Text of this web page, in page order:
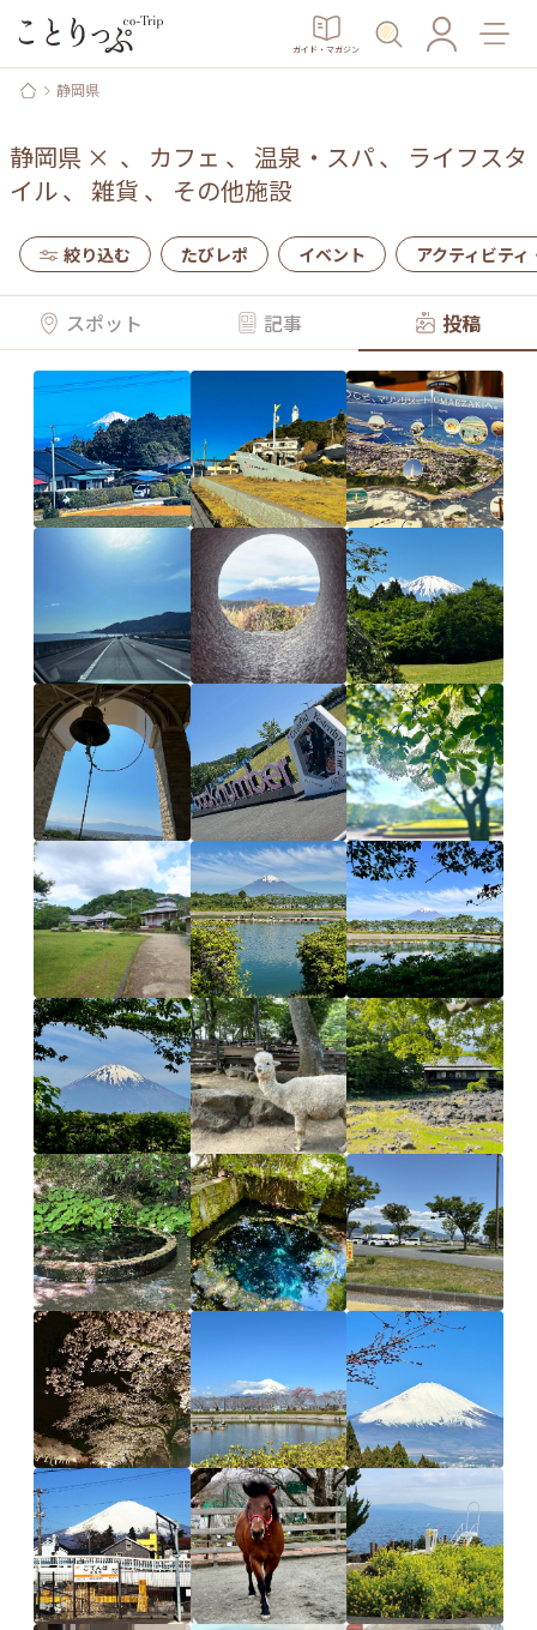
ガイド・マガジン
静岡県
静岡県 × 、 カフェ 、 温泉・スパ、 ライフスタ
イル、 雑貨 、 その他施設
絞り込む たびレポ イベント アクティビティ
スポット 記事 投稿